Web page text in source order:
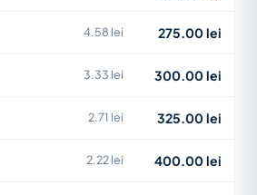
4.58 lei 275.00 lei
3.33 lei 300.00 lei
2.71 lei 325.00 lei
2.22 lei 400.00 lei